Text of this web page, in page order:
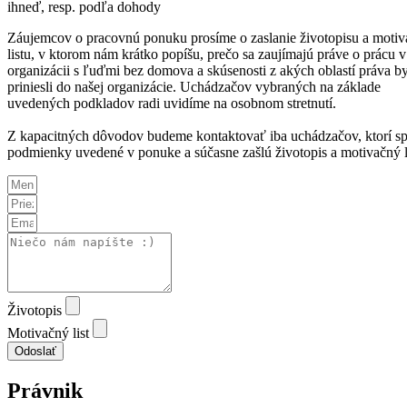
ihneď, resp. podľa dohody
Záujemcov o pracovnú ponuku prosíme o zaslanie životopisu a
listu, v ktorom nám krátko popíšu, prečo sa zaujímajú práve o prácu v
organizácii s ľuďmi bez domova a skúsenosti z akých oblastí práva
priniesli do našej organizácie. Uchádzačov vybraných na základe
uvedených podkladov radi uvidíme na osobnom stretnutí.
Z kapacitných dôvodov budeme kontaktovať iba uchádzačov, ktorí
podmienky uvedené v ponuke a súčasne zašlú životopis a motivačný
Životopis
Motivačný list
Odoslať
Právnik